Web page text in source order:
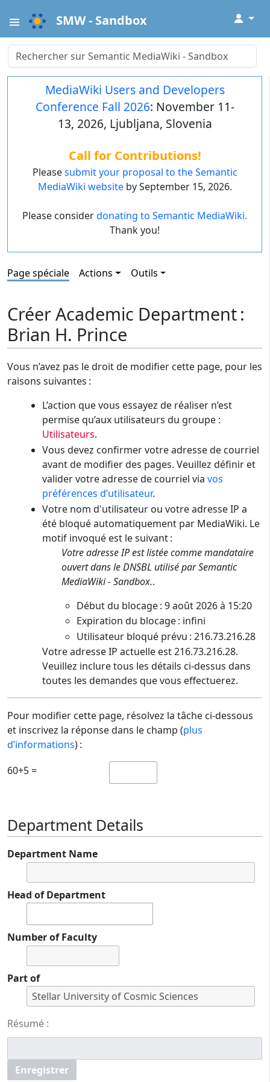
SMW - Sandbox ↓
MediaWiki Users and Developers
Conference Fall 2026: November 11-
13, 2026, Ljubljana, Slovenia
Call for Contributions!
Pleasesubmit your proposal to the Semantic
MediaWiki websiteby September 15, 2026.
Please considerdonating to Semantic MediaWiki.
Thank you!
Page spéciale Actions Outils
Créer Academic Department :
Brian H. Prince
Vous n’avez pas le droit de modifier cette page, pour les
raisons suivantes :
L’action que vous essayez de réaliser n’est
permise qu’aux utilisateurs du groupe :
Utilisateurs.
Vous devez confirmer votre adresse de courriel
avant de modifier des pages. Veuillez définir et
valider votre adresse de courriel via vos
préférences d’utilisateur.
Votre nom d'utilisateur ou votre adresse IP a
été bloqué automatiquement par MediaWiki. Le
motif invoqué est le suivant :
Votre adresse IP est listée comme mandataire
ouvert dans le DNSBL utilisé par Semantic
MediaWiki - Sandbox..
Début du blocage : 9 août 2026 à 15:20
Expiration du blocage : infini
Utilisateur bloqué prévu : 216.73.216.28
Votre adresse IP actuelle est 216.73.216.28.
Veuillez inclure tous les détails ci-dessus dans
toutes les demandes que vous effectuerez.
Pour modifier cette page, résolvez la tâche ci-dessous
et inscrivez la réponse dans le champ (plus
d’informations) :
60+5 =
Department Details
Department Name
Head of Department
Number of Faculty
Part of
Résumé :
Enregistrer